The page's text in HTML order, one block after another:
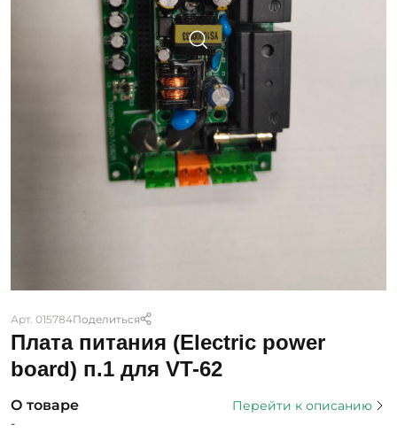
Арт. 015784Поделиться
Плата питания (Electric power
board) п.1 для VT-62
О товаре
Перейти к описанию
-